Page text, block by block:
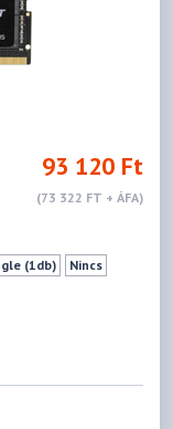
93 120 Ft
(73 322 FT + ÁFA)
(1db)
Nincs